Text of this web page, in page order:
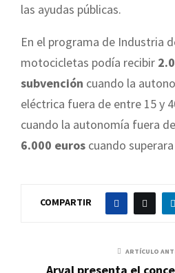
las ayudas públicas.
En el programa de Industria
motocicletas podía recibir
subvención cuando la
eléctrica fuera de entre 15 y
cuando la autonomía fuera
6.000 euros cuando
COMPARTIR
ARTÍCULO
Arval presenta el